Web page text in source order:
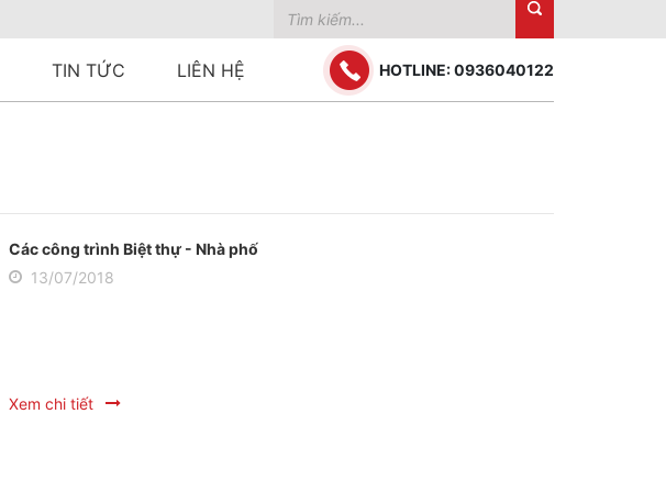
TIN TỨC LIÊN HỆ HOTLINE: 0936040122
Các công trình Biệt thự - Nhà phố
13/07/2018
Xem chi tiết